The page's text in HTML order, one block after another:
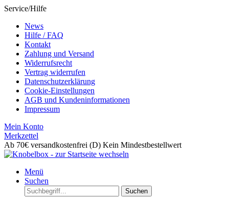
Service/Hilfe
News
Hilfe / FAQ
Kontakt
Zahlung und Versand
Widerrufsrecht
Vertrag widerrufen
Datenschutzerklärung
Cookie-Einstellungen
AGB und Kundeninformationen
Impressum
Mein Konto
Merkzettel
Ab 70€ versandkostenfrei (D) Kein Mindestbestellwert
Menü
Suchen
Suchen